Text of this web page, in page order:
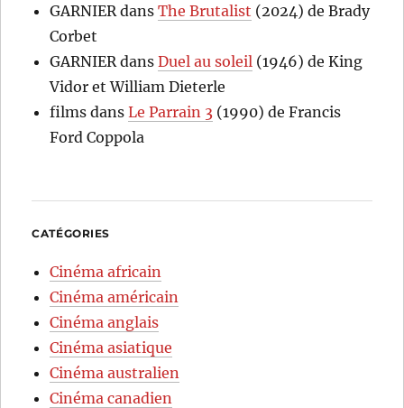
GARNIER dansThe Brutalist (2024) de Brady
Corbet
GARNIER dansDuel au soleil (1946) de King
Vidor et William Dieterle
films dansLe Parrain 3 (1990) de Francis
Ford Coppola
CATÉGORIES
Cinéma africain
Cinéma américain
Cinéma anglais
Cinéma asiatique
Cinéma australien
Cinéma canadien